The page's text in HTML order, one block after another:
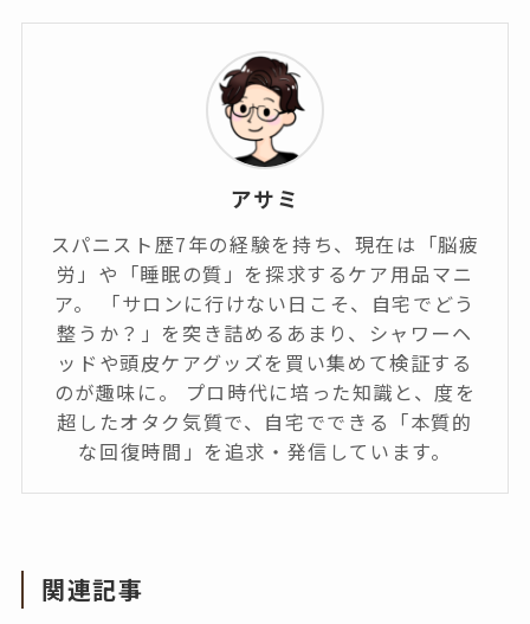
アサミ
スパニスト歴7年の経験を持ち、現在は「脳疲
労」や「睡眠の質」を探求するケア用品マニ
ア。 「サロンに行けない日こそ、自宅でどう
整うか？」を突き詰めるあまり、シャワーヘ
ッドや頭皮ケアグッズを買い集めて検証する
のが趣味に。 プロ時代に培った知識と、度を
超したオタク気質で、自宅でできる「本質的
な回復時間」を追求・発信しています。
関連記事